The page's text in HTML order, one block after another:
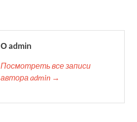
О admin
Посмотреть все записи
автора admin →